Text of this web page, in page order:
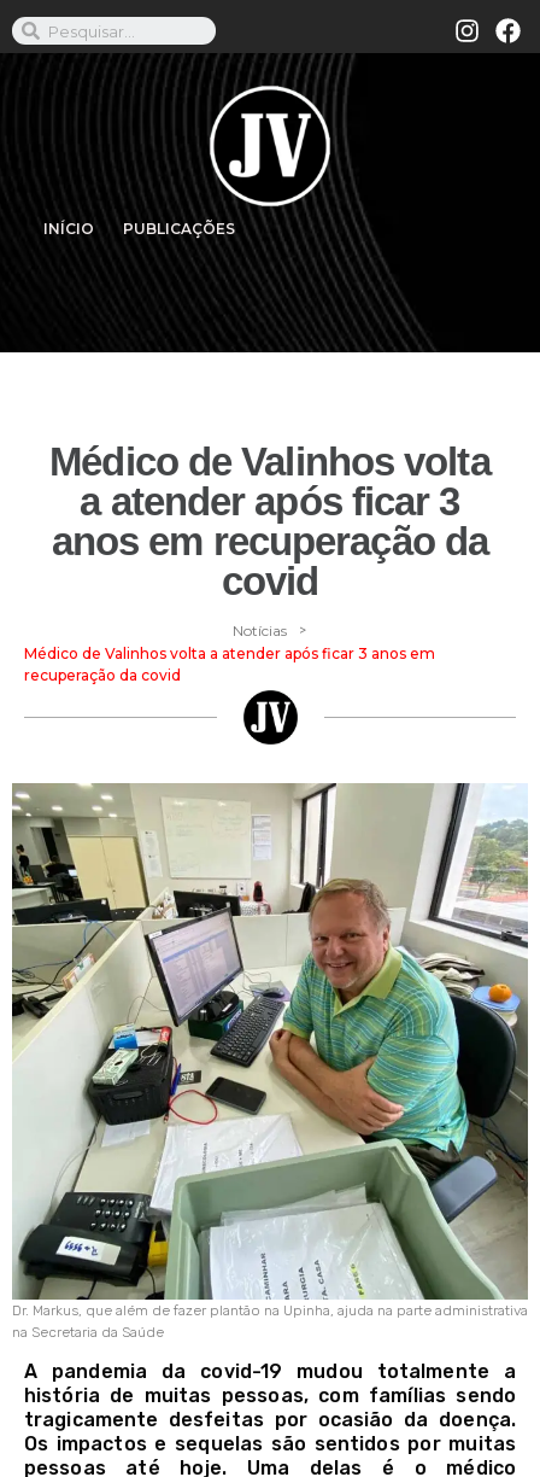
INÍCIO PUBLICAÇÕES
Médico de Valinhos volta
a atender após ficar 3
anos em recuperação da
covid
Notícias >
Médico de Valinhos volta a atender após ficar 3 anos em
recuperação da covid
Dr. Markus, que além de fazer plantão na Upinha, ajuda na parte administrativa
na Secretaria da Saúde
A pandemia da covid-19 mudou totalmente a
história de muitas pessoas, com famílias sendo
tragicamente desfeitas por ocasião da doença.
Os impactos e sequelas são sentidos por muitas
pessoas até hoje. Uma delas é o médico